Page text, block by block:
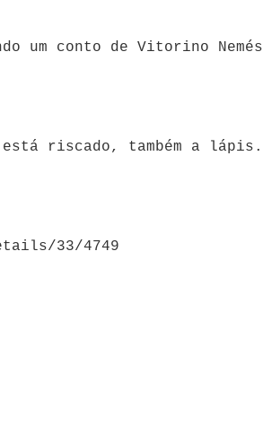
um conto de Vitorino
riscado, também a lápis.
33/4749